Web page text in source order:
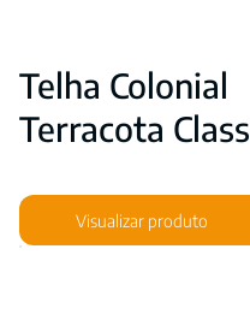
Telha Colonial
Terracota Class
Visualizar produto